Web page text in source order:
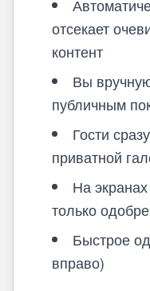
отсекает
контент
Вы
публичным
Гости
приватной
На
только
Быстрое
вправо)